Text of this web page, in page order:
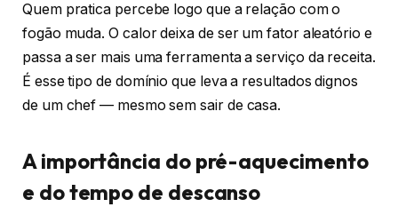
Quem pratica percebe logo que a relação com o
fogão muda. O calor deixa de ser um fator aleatório e
passa a ser mais uma ferramenta a serviço da receita.
É esse tipo de domínio que leva a resultados dignos
de um chef — mesmo sem sair de casa.
A importância do pré-aquecimento
e do tempo de descanso